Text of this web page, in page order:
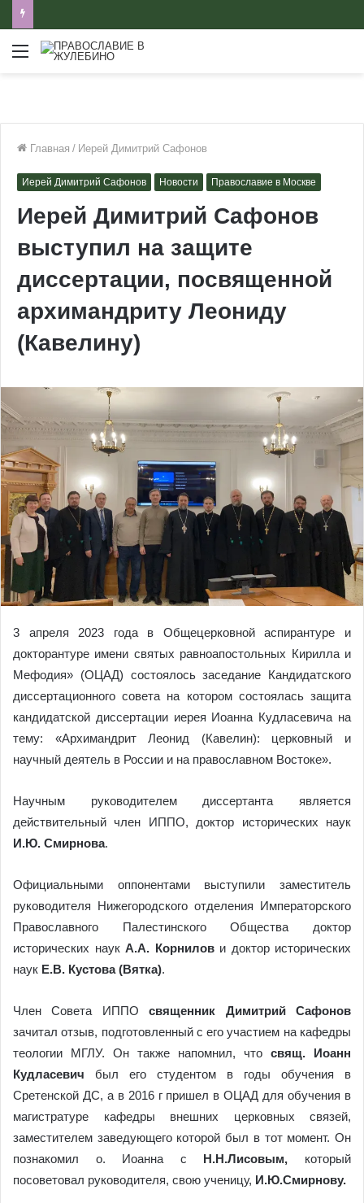
Меню
Главная / Иерей Димитрий Сафонов
Иерей Димитрий Сафонов Новости Православие в Москве
Иерей Димитрий Сафонов
выступил на защите
диссертации, посвященной
архимандриту Леониду
(Кавелину)
3 апреля 2023 года в Общецерковной аспирантуре и
докторантуре имени святых равноапостольных Кирилла и
Мефодия» (ОЦАД) состоялось заседание Кандидатского
диссертационного совета на котором состоялась защита
кандидатской диссертации иерея Иоанна Кудласевича на
тему: «Архимандрит Леонид (Кавелин): церковный и
научный деятель в России и на православном Востоке».
Научным руководителем диссертанта является
действительный член ИППО, доктор исторических наук
И.Ю. Смирнова.
Официальными оппонентами выступили заместитель
руководителя Нижегородского отделения Императорского
Православного Палестинского Общества доктор
исторических наукА.А. Корнилови доктор исторических
наук Е.В. Кустова (Вятка).
Член Совета ИППО священник Димитрий Сафонов
зачитал отзыв, подготовленный с его участием на кафедры
теологии МГЛУ. Он также напомнил, что свящ. Иоанн
Кудласевич был его студентом в годы обучения в
Сретенской ДС, а в 2016 г пришел в ОЦАД для обучения в
магистратуре кафедры внешних церковных связей,
заместителем заведующего которой был в тот момент. Он
познакомил о. Иоанна с Н.Н.Лисовым, который
посоветовал руководителя, свою ученицу, И.Ю.Смирнову.